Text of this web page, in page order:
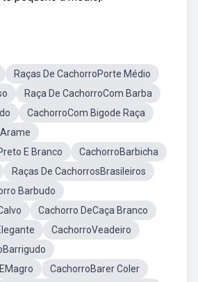
Raças De CachorroPorte Médio
Raça De CachorroCom Barba
CachorroCom Bigode Raça
E Branco
CachorroBarbicha
Raças De CachorrosBrasileiros
Barbudo
Cachorro DeCaça Branco
CachorroVeadeiro
CachorroBarer Coler